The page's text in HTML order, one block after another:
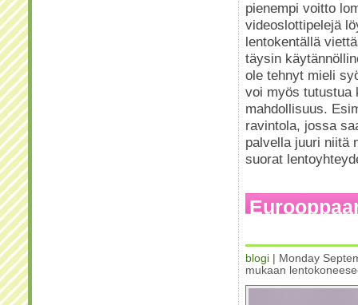
pienempi voitto
videoslottipelejä
lentokentällä
täysin
ole tehnyt mieli
voi myös tutustua
mahdollisuus.
ravintola, jossa
palvella juuri niitä
suorat
blogi | Monday
mukaan